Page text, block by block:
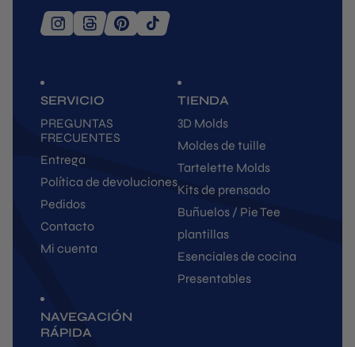
SERVICIO
PREGUNTAS
FRECUENTES
Entrega
Política de devoluciones
Pedidos
Contacto
Mi cuenta
TIENDA
3D Molds
Moldes de tuille
Tartelette Molds
Kits de prensado
Buñuelos / Pie Tee
plantillas
Esenciales de cocina
Presentables
NAVEGACIÓN
RÁPIDA